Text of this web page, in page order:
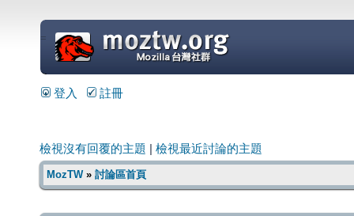
=
登入 註冊
檢視沒有回覆的主題 檢視最近討論的主題
MozTW» 討論區首頁